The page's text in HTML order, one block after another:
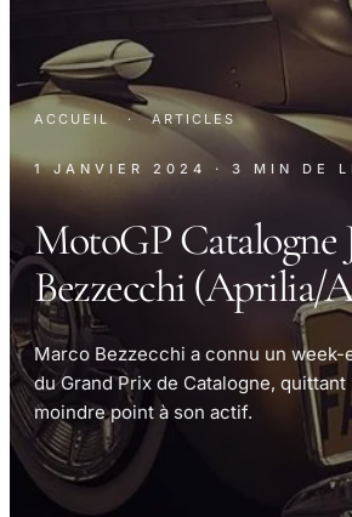
ACCUEIL · ARTICLES
1 JANVIER 2024 · 3 MIN DE
MotoGP Catalogne
Bezzecchi (Aprilia/
Marco Bezzecchi a connu un
du Grand Prix de Catalogne,
moindre point à son actif.